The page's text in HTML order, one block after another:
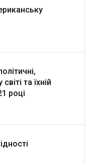
та їхній
році